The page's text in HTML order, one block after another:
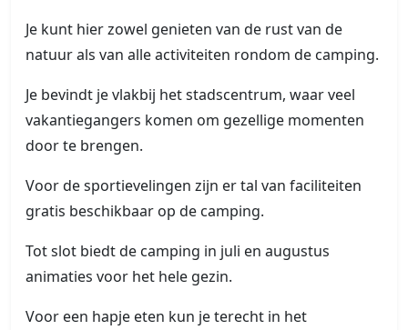
Je kunt hier zowel genieten van de rust van de
natuur als van alle activiteiten rondom de camping.
Je bevindt je vlakbij het stadscentrum, waar veel
vakantiegangers komen om gezellige momenten
door te brengen.
Voor de sportievelingen zijn er tal van faciliteiten
gratis beschikbaar op de camping.
Tot slot biedt de camping in juli en augustus
animaties voor het hele gezin.
Voor een hapje eten kun je terecht in het